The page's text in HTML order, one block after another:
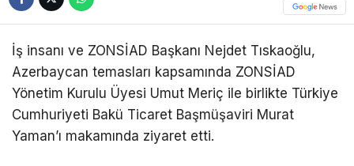
İş insanı ve ZONSİAD Başkanı Nejdet Tıskaoğlu,
Azerbaycan temasları kapsamında ZONSİAD
Yönetim Kurulu Üyesi Umut Meriç ile birlikte Türkiye
Cumhuriyeti Bakü Ticaret Başmüşaviri Murat
Yaman’ı makamında ziyaret etti.